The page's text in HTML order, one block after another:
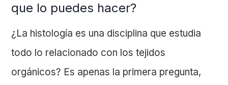
que lo puedes hacer?
¿La histología es una disciplina que estudia
todo lo relacionado con los tejidos
orgánicos? Es apenas la primera pregunta,